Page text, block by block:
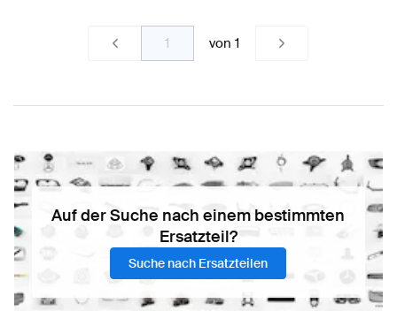
von1
Auf der Suche nach einem bestimmten
Ersatzteil?
Suche nach Ersatzteilen